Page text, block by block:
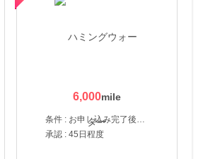
6,000
条件 : お申し込み完了後、決済登録完了と1ヶ月以内のサーバー初回設置。
承認 : 45日程度